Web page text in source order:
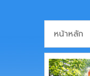
หน้าหลัก